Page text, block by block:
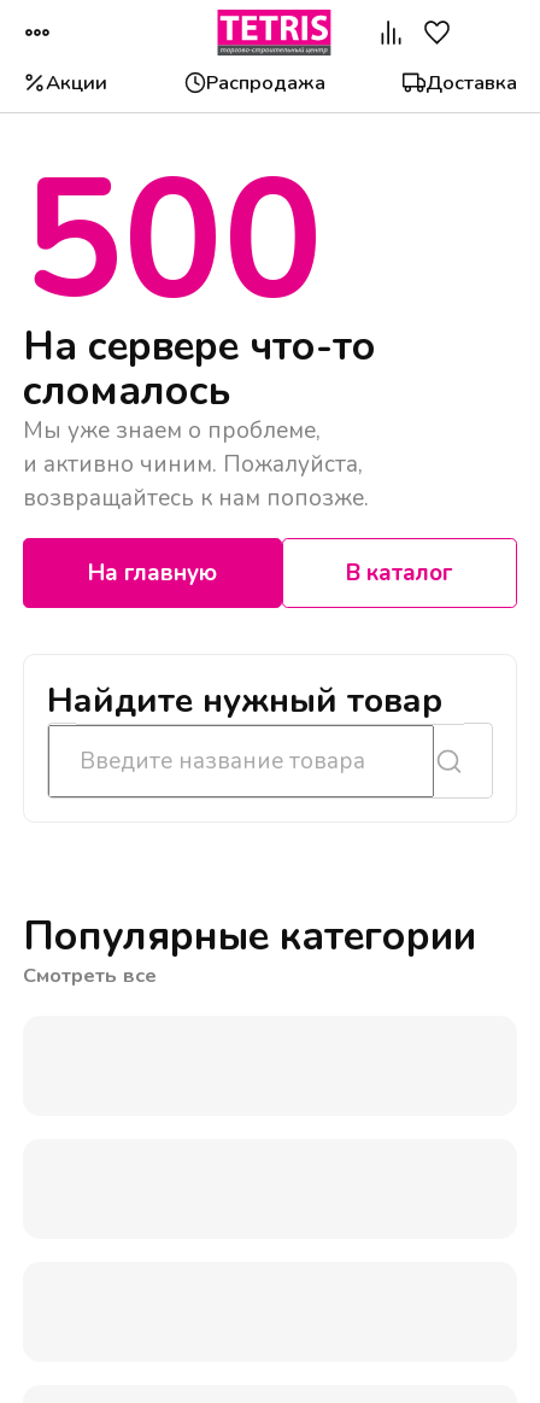
Акции Распродажа Доставка
500
На сервере что-то
сломалось
Мы уже знаем о проблеме,
и активно чиним. Пожалуйста,
возвращайтесь к нам попозже.
На главную В каталог
Найдите нужный товар
Популярные категории
Смотреть все